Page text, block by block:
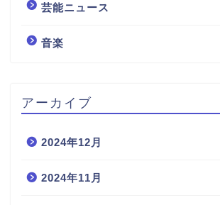
芸能ニュース
音楽
アーカイブ
2024年12月
2024年11月